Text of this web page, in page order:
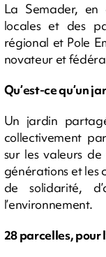
La Semader, en
locales et des
régional et Pole
novateur et
Qu’est-ce qu’un
Un jardin
collectivement
sur les valeurs
générations et les
de solidarité,
l’environnement.
28 parcelles,